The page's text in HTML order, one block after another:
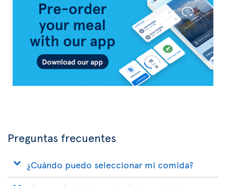
Transat
Preguntas frecuentes
¿Cuándo puedo seleccionar mi comida?